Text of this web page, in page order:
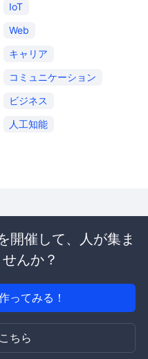
IoT
Web
キャリア
コミュニケーション
ビジネス
人工知能
開催して、人が集ま
んか？
ってみる！
ちら